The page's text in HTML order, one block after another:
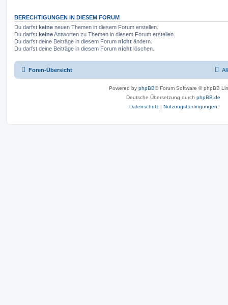
BERECHTIGUNGEN IN DIESEM FORUM
Du darfst keine neuen Themen in diesem Forum erstellen.
Du darfst keineAntworten zu Themen in diesem Forum erstellen.
Du darfst deine Beiträge in diesem Forum nicht ändern.
Du darfst deine Beiträge in diesem Forum nicht löschen.
Foren-Übersicht
Powered by phpBB® Forum Software © phpBB
Deutsche Übersetzung durch phpBB.de
Datenschutz | Nutzungsbedingungen